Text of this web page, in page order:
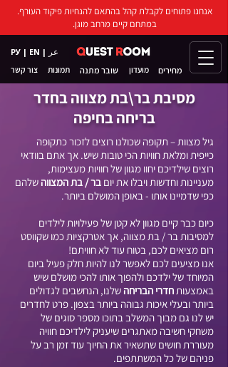
РУ | EN | عر
צור קשר תמונות שובר מתנה מועדון מחירים
אנחנו פתוחים לקבלת קהל בהתאם להנחיות פיקוד העורף.
במתחם קיים מרחב מוגן.
מסיבת בר\בת מצווה בחדר
בריחה בחיפה
גיל מצוות – תקופה שכולנו רוצים לזכור כתקופה
כייפית ומלאת חוויות הכי טובות שיש. אך אתם בוודאי
רוצים שילדיכם יחוו מגוון של חוויות מעצימות,
מעניינות וחדשות ויבלו את יום בר / בת המצווה שלהם
כפי שדמיינו אותו - באופן המושלם ביותר.
כיום כבר קיים מגוון לא קטן של פעילויות לילדים
למסיבות בר / בת מצווה, אך אטרקציות כמו שקווסט
רום מציאים לכם, בטוח עוד לא חוויתם!
אנו מציעים לכם לאפשר לנו להיות חלק פעיל ביום
המיוחד של ילדכם ולהפוך אותו להכי מושלם שיש
באמצעותחדרי הבריחה שלנו, הנחשבים לגדולים
ביותר ובעלי איכות גבוהה ביותר בצפון. פרט לחדרים
יש לנו גם מבוך המשלב בתוכו מספר סוגים של
משחקי חשיבה מאתגרים שיעניק לילדיכם חוויה
מעוררת חושים שתשאיר את החיוך עוד זמן רב על
פניהם של כל המשתתפים.